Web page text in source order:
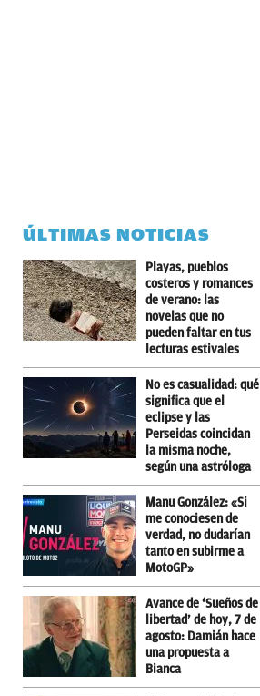
ÚLTIMAS NOTICIAS
Playas, pueblos
costeros y romances
de verano: las
novelas que no
pueden faltar en tus
lecturas estivales
No es casualidad: qué
significa que el
eclipse y las
Perseidas coincidan
la misma noche,
según una astróloga
Manu González: «Si
me conociesen de
verdad, no dudarían
tanto en subirme a
MotoGP»
Avance de ‘Sueños de
libertad’ de hoy, 7 de
agosto: Damián hace
una propuesta a
Bianca